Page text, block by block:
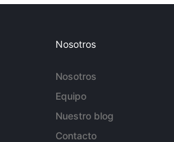
Nosotros
Nosotros
Equipo
Nuestro blog
Contacto